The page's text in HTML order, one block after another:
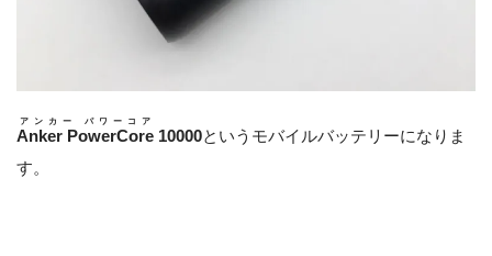
Anker PowerCore
アンカー パワーコア
10000というモバイルバッテリーになりま
す。